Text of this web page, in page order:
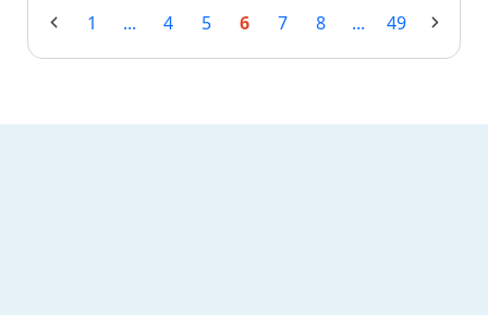
1 ... 4 5 6 7 8 ... 49